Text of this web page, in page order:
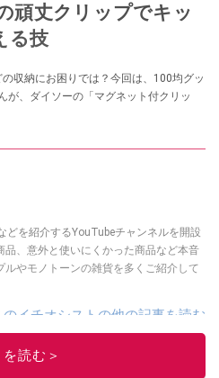
頑丈クリップでキッ
る技
収納にお困りでは？今回は、100均グッ
が、ダイソーの「マグネット付クリッ
を紹介するYouTubeチャンネルを開設
のイチオシストの他の記事を読む
読む＞